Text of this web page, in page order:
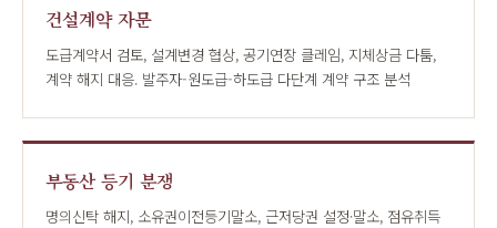
건설계약 자문
도급계약서 검토, 설계변경 협상, 공기연장 클레임, 지체상금 다툼,
계약 해지 대응. 발주자-원도급-하도급 다단계 계약 구조 분석
부동산 등기 분쟁
명의신탁 해지, 소유권이전등기말소, 근저당권 설정·말소, 점유취득